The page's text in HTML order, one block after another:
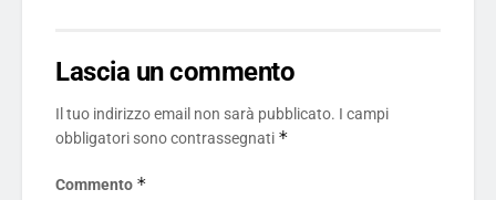
Lascia un commento
Il tuo indirizzo email non sarà pubblicato. I campi
obbligatori sono contrassegnati *
Commento *